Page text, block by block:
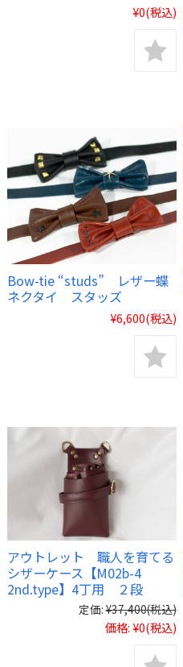
¥0(税込)
Bow-tie “studs” レザー蝶
ネクタイ スタッズ
¥6,600(税込)
アウトレット 職人を育てる
シザーケース【M02b-4
2nd.type】4丁用 ２段
定価:¥37,400(税込)
価格: ¥0(税込)